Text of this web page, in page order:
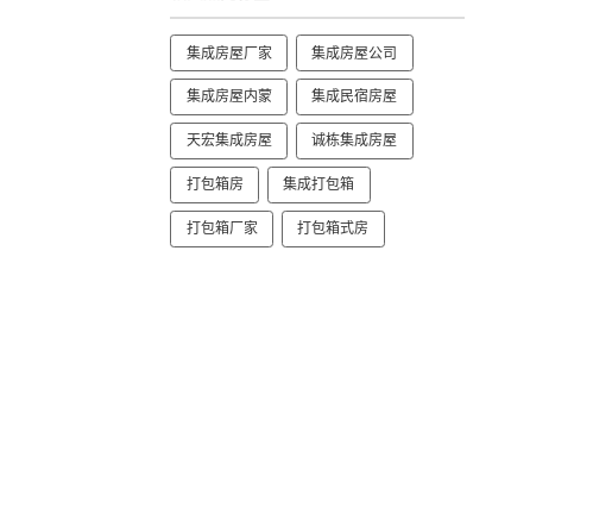
集成房屋厂家 集成房屋公司
集成房屋内蒙 集成民宿房屋
天宏集成房屋 诚栋集成房屋
打包箱房 集成打包箱
打包箱厂家 打包箱式房